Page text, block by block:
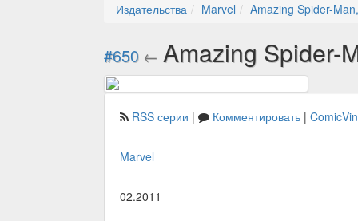
Издательства Marvel Amazing Spider-
#650 ← Amazing Spider-
RSS серии | Комментировать |
Marvel
02.2011